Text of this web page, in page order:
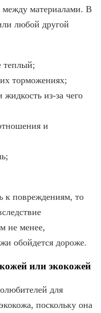
между материалами. В
любой другой
теплый;
торможениях;
из-за чего
и
к повреждениям, то
не менее,
обойдется дороже.
или экокожей
для
поскольку она